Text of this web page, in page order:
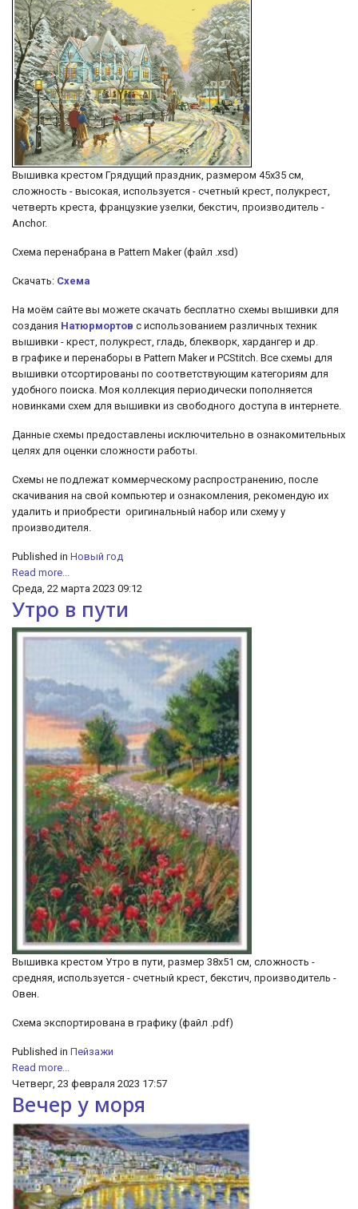
Вышивка крестом Грядущий праздник, размером 45х35 см,
сложность - высокая, используется - счетный крест, полукрест,
четверть креста, французкие узелки, бекстич, производитель -
Anchor.
Схема перенабрана в Pattern Maker (файл .xsd)
Скачать: Схема
На моём сайте вы можете скачать бесплатно схемы вышивки для
создания Натюрмортов с использованием различных техник
вышивки - крест, полукрест, гладь, блекворк, хардангер и др.
в графике и перенаборы в Pattern Maker и PCStitch. Все схемы для
вышивки отсортированы по соответствующим категориям для
удобного поиска. Моя коллекция периодически пополняется
новинками схем для вышивки из свободного доступа в интернете.
Данные схемы предоставлены исключительно в ознакомительных
целях для оценки сложности работы.
Схемы не подлежат коммерческому распространению, после
скачивания на свой компьютер и ознакомления, рекомендую их
удалить и приобрести оригинальный набор или схему у
производителя.
Published in Новый год
Read more...
Среда, 22 марта 2023 09:12
Утро в пути
Вышивка крестом Утро в пути, размер 38х51 см, сложность -
средняя, используется - счетный крест, бекстич, производитель -
Овен.
Схема экспортирована в графику (файл .pdf)
Published in Пейзажи
Read more...
Четверг, 23 февраля 2023 17:57
Вечер у моря